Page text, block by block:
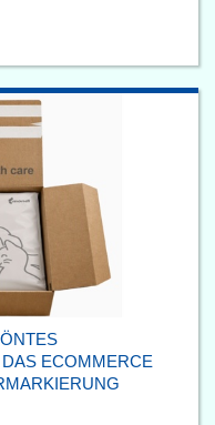
ECOMMERCE